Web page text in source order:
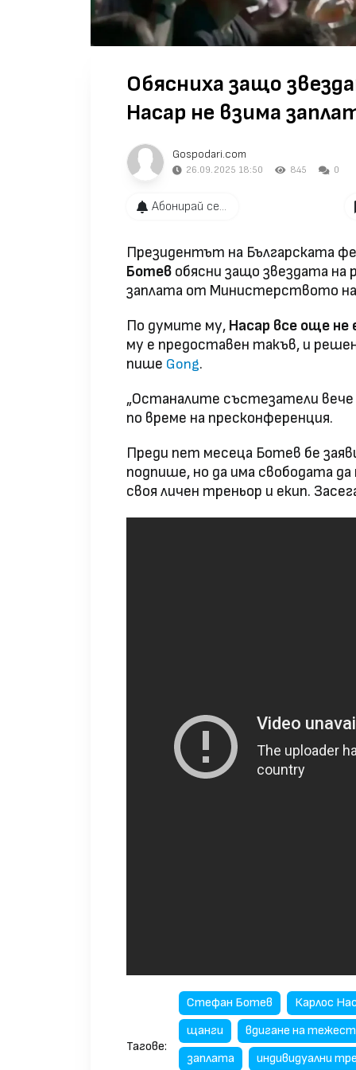
Обясниха защо
Насар не взима
Gospodari.com
26.09.2025 18:50 845 0
Абонирай се...
Президентът на Българската
Ботев обясни защо звездата на
заплата от Министерството
По думите му, Насар все още не
му е предоставен такъв, и
пише Gong.
„Останалите състезатели вече
по време на пресконференция.
Преди пет месеца Ботев бе
подпише, но да има свободата
своя личен треньор и екип.
Тагове:
Стефан Ботев Карлос
щанги
вдигане на
заплата
индивидуални